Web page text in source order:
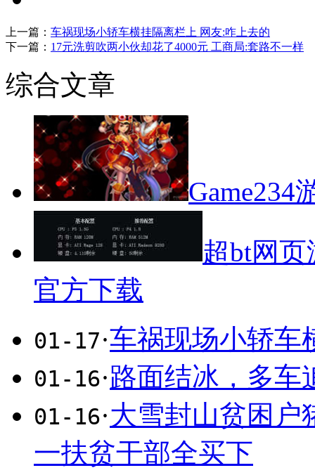
上一篇： 车祸现场小轿车横挂隔离栏上 网友:咋上去的
下一篇： 17元洗剪吹两小伙却花了4000元 工商局:套路不一样
综合文章
Game234
超bt网
官方下载
01-17·车祸现场小轿车
01-16·路面结冰，多车
01-16·大雪封山贫困户
一扶贫干部全买下